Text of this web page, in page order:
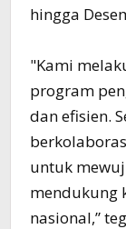
hingga
"Kami
program
dan efisien.
untuk
mendukung
nasional,”